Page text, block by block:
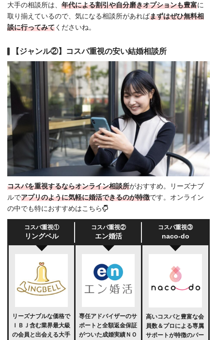
大手の相談所は、 年代による割引や自分磨きオプションも豊富に
取り揃えているので、気になる相談所があればまずはぜひ無料相
談に行ってみてくださいね。
【ジャンル②】コスパ重視の安い結婚相談所
コスパを重視するならオンライン相談所がおすすめ。リーズナブ
ルでアプリのように気軽に婚活できるのが特徴です。オンライン
の中でも特におすすめはこちら
コスパ重視①
リングベル
コスパ重視②
エン婚活
コスパ重視③
naco-do
リーズナブルな価格で
ＩＢＪ含む業界最大級
の会員と出会える大手
専任アドバイザーのサ
ポートと全額返金保証
がついた成婚実績ＮＯ
高いコスパと豊富な会
員数＆プロによる専属
サポートが特徴のパー